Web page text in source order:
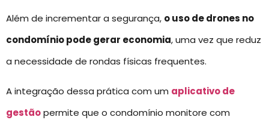
Além de incrementar a segurança, o uso de drones no
condomínio pode gerar economia, uma vez que reduz
a necessidade de rondas físicas frequentes.
A integração dessa prática com um aplicativo de
gestãopermite que o condomínio monitore com